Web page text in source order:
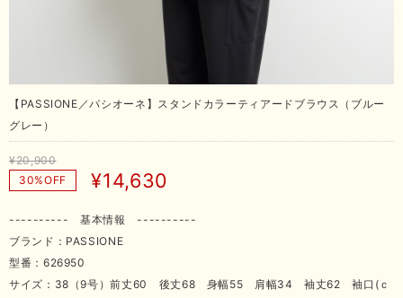
【PASSIONE／パシオーネ】スタンドカラーティアードブラウス（ブルー
グレー）
¥20,900
30%OFF
¥14,630
---------- 基本情報 ----------
ブランド：PASSIONE
型番：626950
サイズ：38（9号）前丈60 後丈68 身幅55 肩幅34 袖丈62 袖口(ｃ